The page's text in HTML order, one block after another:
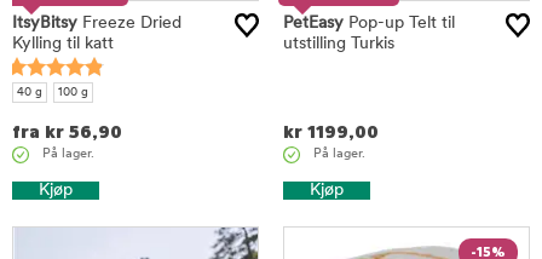
ItsyBitsy Freeze Dried
Kylling til katt
40 g 100 g
fra kr 56,90
På lager.
Kjøp
PetEasy Pop-up Telt til
utstilling Turkis
kr 1199,00
På lager.
Kjøp
-15%